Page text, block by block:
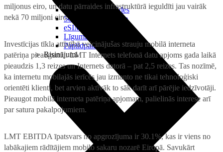
Jautājumi un atbildes
5G pārklājuma karte
eSIM tehnoloģija
Līgumi un noteikumi
Papildpakalpojumi
Risinājumi
miljonus eiro, un datu pārraides infrastruktūrā ieguldīti jau vairāk
nekā 70 miljoni eiro.
Investīcijas tīkla attīstībā veicinājušas strauju mobilā interneta
patēriņa pieaugumu. LMT Internets telefonā datu apjoms gada laikā
pieaudzis 1,3 reizes un Internets datorā – pat 2,5 reizes. Tas nozīmē,
ka internetu mobilajās ierīcēs jau izmanto ne tikai tehnoloģiski
orientēti klienti, bet arvien aktīvāk to sāk darīt arī pārējie iedzīvotāji.
Pieaugot mobilā interneta patēriņa apjomam, palielinās interese arī
par satura pakalpojumiem.
LMT EBITDA īpatsvars no apgrozījuma ir 30.1%, kas ir viens no
labākajiem rādītājiem mobilo sakaru nozarē Eiropā. Savukārt